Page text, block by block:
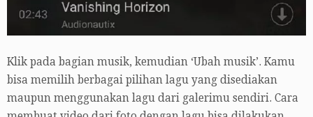
Klik pada bagian musik, kemudian ‘Ubah musik’. Kamu
bisa memilih berbagai pilihan lagu yang disediakan
maupun menggunakan lagu dari galerimu sendiri. Cara